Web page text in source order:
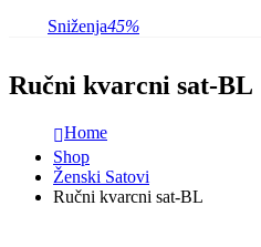
Sniženja45%
Ručni kvarcni sat-BL
Home
Shop
Ženski Satovi
Ručni kvarcni sat-BL